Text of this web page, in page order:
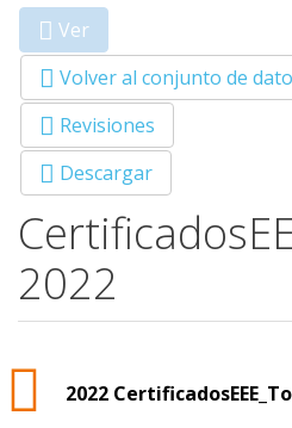
Primary tabs
Ver
activa)
Volver al conjunto de
Revisiones
Descargar
2022
2022